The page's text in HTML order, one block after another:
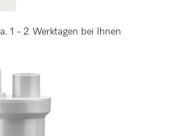
1 - 2 Werktagen bei Ihnen